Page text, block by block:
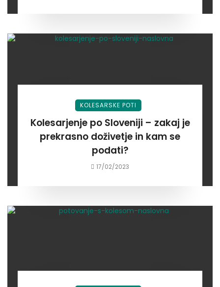
KOLESARSKE POTI
Kolesarjenje po Sloveniji – zakaj je
prekrasno doživetje in kam se
podati?
17/02/2023